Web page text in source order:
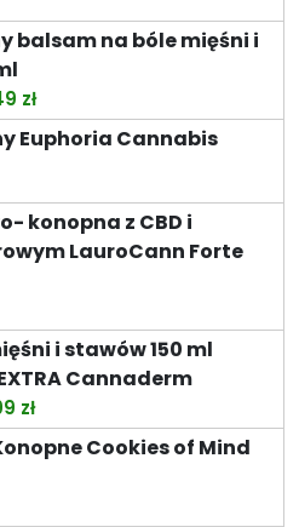
balsam na bóle mięśni i
złZakres
cen:
od
do
74.49 zł
Euphoria Cannabis
konopna z CBD i
LauroCann Forte
i stawów 150 ml
Cannaderm
złZakres
cen:
od
Cookies of Mind